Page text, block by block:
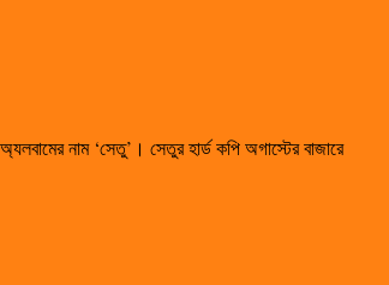
নাম ‘সেতু’। সেতুর হার্ড কপি অগাস্টের বাজারে